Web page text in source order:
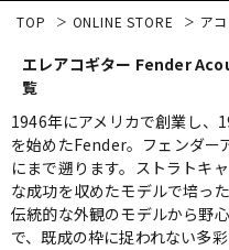
エレキギター
ベース
TOP ONLINE STORE ア
エレアコギター Fender
覧
1946年にアメリカで創業し、
を始めたFender。フェンダー
にまで遡ります。ストラトキ
な成功を収めたモデルで培っ
伝統的な外観のモデルから野
で、既成の枠に捉われない多